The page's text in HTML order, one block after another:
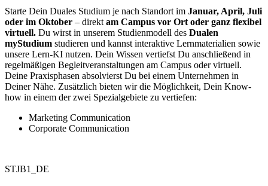
Starte Dein Duales Studium je nach Standort im Januar, April, Juli
oder im Oktober – direkt am Campus vor Ort oder ganz flexibel
virtuell. Du wirst in unserem Studienmodell des Dualen
myStudium studieren und kannst interaktive Lernmaterialien sowie
unsere Lern-KI nutzen. Dein Wissen vertiefst Du anschließend in
regelmäßigen Begleitveranstaltungen am Campus oder virtuell.
Deine Praxisphasen absolvierst Du bei einem Unternehmen in
Deiner Nähe. Zusätzlich bieten wir die Möglichkeit, Dein Know-
how in einem der zwei Spezialgebiete zu vertiefen:
Marketing Communication
Corporate Communication
STJB1_DE